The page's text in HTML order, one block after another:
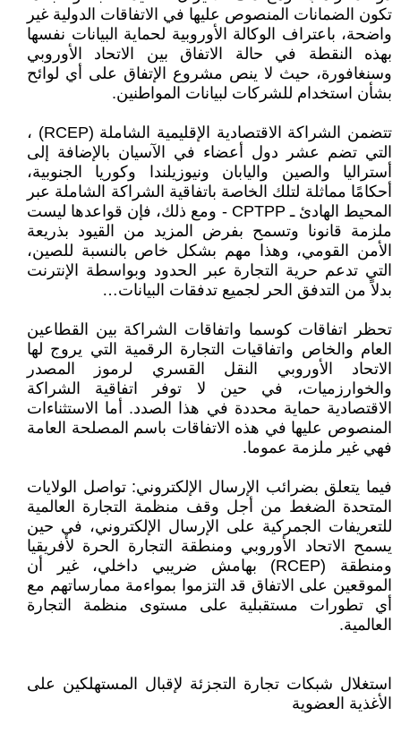
تكون الضمانات المنصوص عليها في الاتفاقات الدولية غير
واضحة، باعتراف الوكالة الأوروبية لحماية البيانات نفسها
بهذه النقطة في حالة الاتفاق بين الاتحاد الأوروبي
وسنغافورة، حيث لا ينص مشروع الإتفاق على أي لوائح
بشأن استخدام للشركات لبيانات المواطنين.
تتضمن الشراكة الاقتصادية الإقليمية الشاملة (RCEP) ،
التي تضم عشر دول أعضاء في الآسيان بالإضافة إلى
أستراليا والصين واليابان ونيوزيلندا وكوريا الجنوبية،
أحكامًا مماثلة لتلك الخاصة باتفاقية الشراكة الشاملة عبر
المحيط الهادئ ـ CPTPP - ومع ذلك، فإن قواعدها ليست
ملزمة قانونا وتسمح بفرض المزيد من القيود بذريعة
الأمن القومي، وهذا مهم بشكل خاص بالنسبة للصين،
التي تدعم حرية التجارة عبر الحدود وبواسطة الإنترنت
بدلاً من التدفق الحر لجميع تدفقات البيانات…
تحظر اتفاقات كوسما واتفاقات الشراكة بين القطاعين
العام والخاص واتفاقيات التجارة الرقمية التي يروج لها
الاتحاد الأوروبي النقل القسري لرموز المصدر
والخوارزميات، في حين لا توفر اتفاقية الشراكة
الاقتصادية حماية محددة في هذا الصدد. أما الاستثناءات
المنصوص عليها في هذه الاتفاقات باسم المصلحة العامة
فهي غير ملزمة عموما.
فيما يتعلق بضرائب الإرسال الإلكتروني: تواصل الولايات
المتحدة الضغط من أجل وقف منظمة التجارة العالمية
للتعريفات الجمركية على الإرسال الإلكتروني، في حين
يسمح الاتحاد الأوروبي ومنطقة التجارة الحرة لأفريقيا
ومنطقة (RCEP) بهامش ضريبي داخلي، غير أن
الموقعين على الاتفاق قد التزموا بمواءمة ممارساتهم مع
أي تطورات مستقبلية على مستوى منظمة التجارة
العالمية.
استغلال شبكات تجارة التجزئة لإقبال المستهلكين على
الأغذية العضوية